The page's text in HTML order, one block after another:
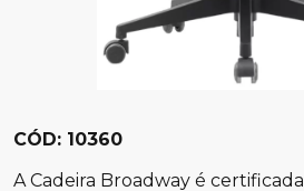
CÓD: 10360
A Cadeira Broadway é